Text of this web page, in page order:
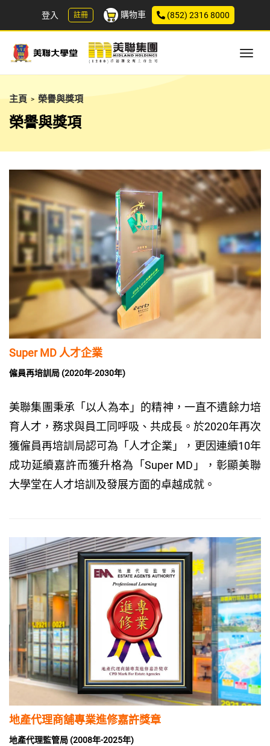
登入 註冊 購物車 (852) 2316 8000
主頁 > 榮譽與獎項
榮譽與獎項
Super MD 人才企業
僱員再培訓局 (2020年-2030年)
美聯集團秉承「以人為本」的精神，一直不遺餘力培
育人才，務求與員工同呼吸、共成長。於2020年再次
獲僱員再培訓局認可為「人才企業」，更因連續10年
成功延續嘉許而獲升格為「Super MD」，彰顯美聯
大學堂在人才培訓及發展方面的卓越成就。
地產代理商舖專業進修嘉許獎章
地產代理監管局 (2008年-2025年)